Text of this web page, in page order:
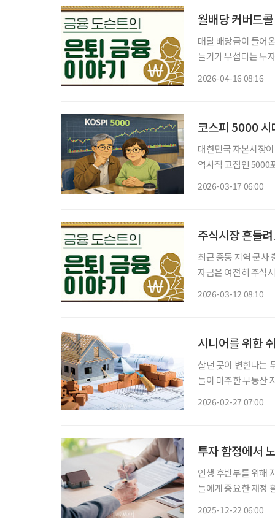
월배당 커버드
매달 배당금이 들어온다면, 노후
들기가 무섭다는 투
2026-04-16 08:16
코스피 5000 시
대한민국 자본시장
역사적 고점인 5000
2026-03-17 06:00
주식시장 흔들
최근 중동 지역 군사
자금은 여전히 주식
2026-03-12 08:10
시니어를 위한
살던 곳이 변한다는
들이 마주한 부동산
2026-02-27 07:00
투자 함정에서
인생 후반부를 위해
들에게 중요한 재정
2025-12-22 06:00